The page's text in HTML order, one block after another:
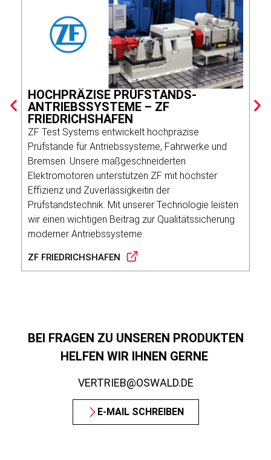
HOCHPRÄZISE PRÜFSTANDS-
ANTRIEBSSYSTEME – ZF
FRIEDRICHSHAFEN
ZF Test Systems entwickelt hochpräzise
Prüfstände für Antriebssysteme, Fahrwerke und
Bremsen. Unsere maßgeschneiderten
Elektromotoren unterstützen ZF mit höchster
Effizienz und Zuverlässigkeitin der
Prüfstandstechnik. Mit unserer Technologie leisten
wir einen wichtigen Beitrag zur Qualitätssicherung
moderner Antriebssysteme.
ZF FRIEDRICHSHAFEN
BEI FRAGEN ZU UNSEREN PRODUKTEN
HELFEN WIR IHNEN GERNE
VERTRIEB@OSWALD.DE
E-MAIL SCHREIBEN